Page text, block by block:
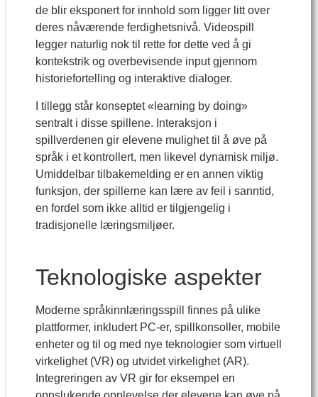
de blir eksponert for innhold som ligger litt over
deres nåværende ferdighetsnivå. Videospill
legger naturlig nok til rette for dette ved å gi
kontekstrik og overbevisende input gjennom
historiefortelling og interaktive dialoger.
I tillegg står konseptet «learning by doing»
sentralt i disse spillene. Interaksjon i
spillverdenen gir elevene mulighet til å øve på
språk i et kontrollert, men likevel dynamisk miljø.
Umiddelbar tilbakemelding er en annen viktig
funksjon, der spillerne kan lære av feil i sanntid,
en fordel som ikke alltid er tilgjengelig i
tradisjonelle læringsmiljøer.
Teknologiske aspekter
Moderne språkinnlæringsspill finnes på ulike
plattformer, inkludert PC-er, spillkonsoller, mobile
enheter og til og med nye teknologier som virtuell
virkelighet (VR) og utvidet virkelighet (AR).
Integreringen av VR gir for eksempel en